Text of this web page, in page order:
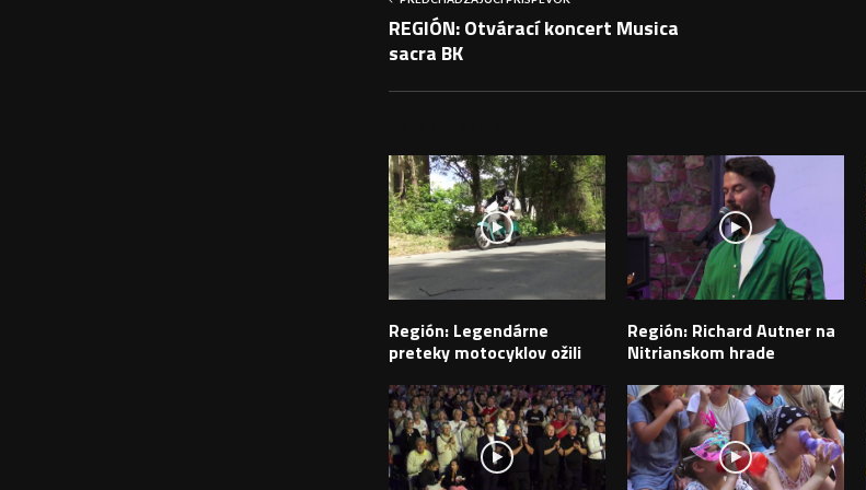
REGIÓN: Otvárací koncert Musica
sacra BK
Región: Legendárne
preteky motocyklov ožili
Región: Richard Autner na
Nitrianskom hrade